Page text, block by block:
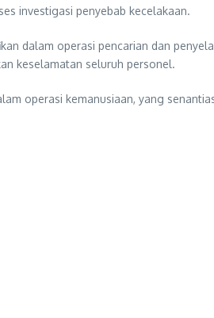
investigasi penyebab kecelakaan.
dalam operasi pencarian dan
keselamatan seluruh personel.
operasi kemanusiaan, yang